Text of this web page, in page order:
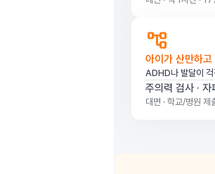
account_tree
아이가 산만하
ADHD나 발달이 걱
주의력 검사 · 자
대면 · 학교/병원 제